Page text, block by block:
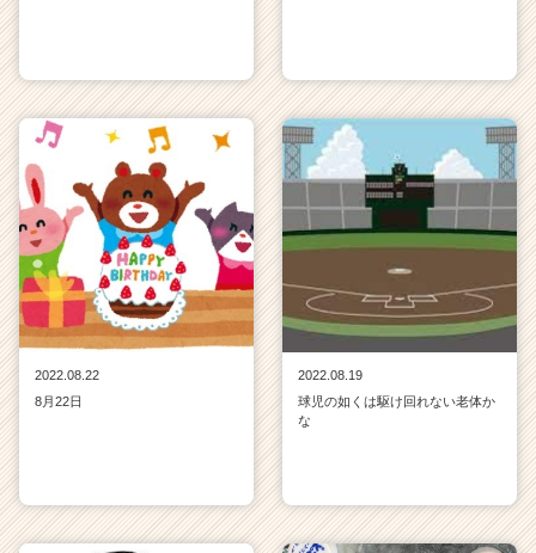
2022.08.22
8月22日
2022.08.19
球児の如くは駆け回れない老体か
な